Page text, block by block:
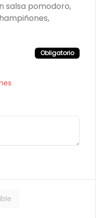
salsa pomodoro,
Obligatorio